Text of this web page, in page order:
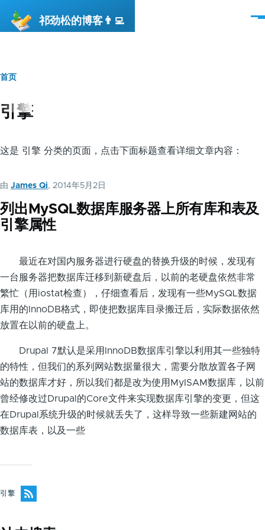
祁劲松的博客👨‍💻
菜
面
包
屑
首页
引擎
这是 引擎 分类的页面，点击下面标题查看详细文章内容：
由 James Qi, 2014年5月2日
列出MySQL数据库服务器上所有库和表及
引擎属性
最近在对国内服务器进行硬盘的替换升级的时候，发现有
一台服务器把数据库迁移到新硬盘后，以前的老硬盘依然非常
繁忙（用iostat检查），仔细查看后，发现有一些MySQL数据
库用的InnoDB格式，即使把数据库目录搬迁后，实际数据依然
放置在以前的硬盘上。
Drupal 7默认是采用InnoDB数据库引擎以利用其一些独特
的特性，但我们的系列网站数据量很大，需要分散放置各子网
站的数据库才好，所以我们都是改为使用MyISAM数据库，以前
曾经修改过Drupal的Core文件来实现数据库引擎的变更，但这
在Drupal系统升级的时候就丢失了，这样导致一些新建网站的
数据库表，以及一些
引擎